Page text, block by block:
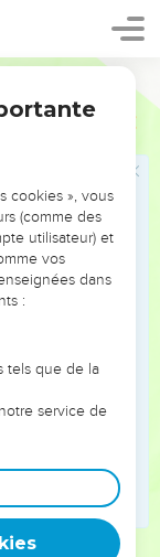
aux gens :
aie pitié de
reproches. Ils
plus fort :
: « Amenez-
de lui, Jésus
je peux faire pour
je voie comme
Il suit Jésus en
le peuple
cookies », vous
(comme des
utilisateur) et
vos
dans
:
tels que de la
service de